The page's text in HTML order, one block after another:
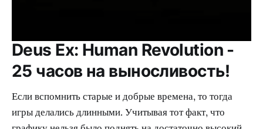
Deus Ex: Human Revolution -
25 часов на выносливость!
Если вспомнить старые и добрые времена, то тогда
игры делались длинными. Учитывая тот факт, что